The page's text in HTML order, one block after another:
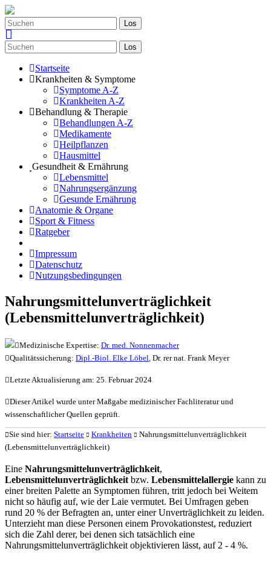
Los
Los
Startseite
Krankheiten & Symptome
Symptome A-Z
Krankheiten A-Z
Behandlung & Therapie
Behandlungen A-Z
Medikamente
Heilpflanzen
Hausmittel
Gesundheit & Ernährung
Lebensmittel
Nahrungsergänzung
Gesunde Ernährung
Anatomie & Organe
Sport & Fitness
Ratgeber
Impressum
Datenschutz
Nutzungsbedingungen
Nahrungsmittelunverträglichkeit
(Lebensmittelunverträglichkeit)
Medizinische Expertise: Dr. med. Nonnenmacher
Qualitätssicherung: Dipl.-Biol. Elke Löbel, Dr. rer nat. Frank Meyer
Letzte Aktualisierung am: 25. Februar 2024
Dieser Artikel wurde unter Maßgabe medizinischer Fachliteratur und
wissenschaftlicher Quellen geprüft.
Sie sind hier: Startseite Krankheiten
Nahrungsmittelunverträglichkeit
(Lebensmittelunverträglichkeit)
Eine Nahrungsmittelunverträglichkeit,
Lebensmittelunverträglichkeit bzw. Lebensmittelallergie kann zu
einer breiten Palette an Symptomen führen, tritt jedoch bei Weitem
nicht so häufig auf, wie der Laie vermutet. Bei Umfragen geben
rund 20 % der Befragten an, unter einer Unverträglichkeit zu leiden.
Unterzieht man diese Personen einem Provokationstest, reduziert
sich die Zahl derer, bei denen sich tatsächlich eine
Nahrungsmittelunverträglichkeit objektivieren lässt, auf 2 - 4 %.